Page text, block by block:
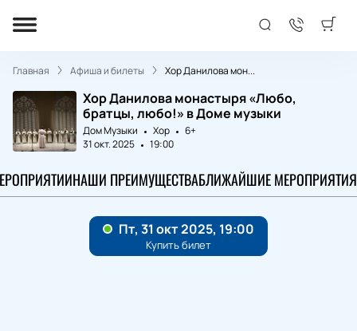
Главная Афиша и билеты Хор Данилова мон...
Хор Данилова монастыря «Любо,
братцы, любо!» в Доме музыки
Дом Музыки Хор
6+
31 окт. 2025
19:00
НАШИ ПРЕИМУЩЕСТВАБЛИЖАЙШИЕ МЕРОПРИЯТИЯ